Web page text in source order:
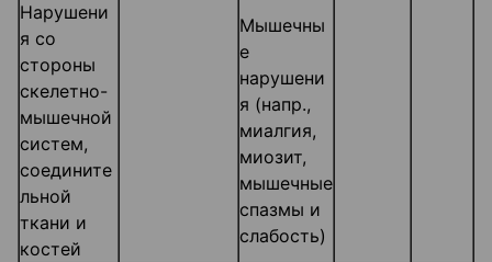
Нарушени
я со
стороны
скелетно-
мышечной
систем,
соедините
льной
ткани и
костей
Мышечны
е
нарушени
я (напр.,
миалгия,
миозит,
мышечные
спазмы и
слабость)